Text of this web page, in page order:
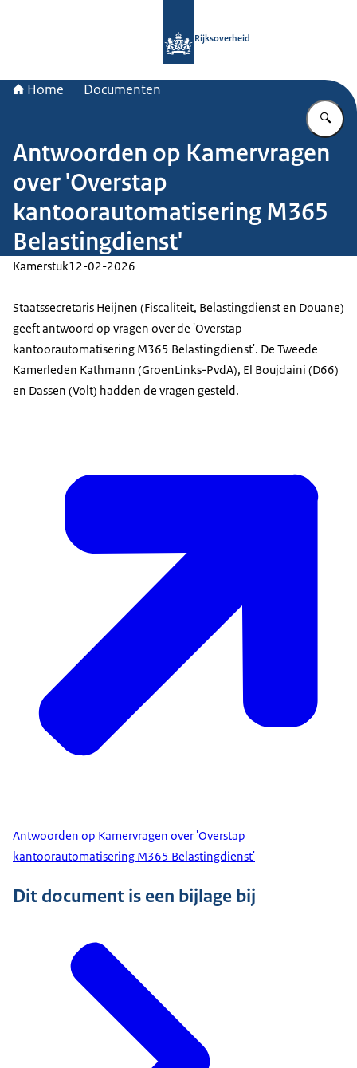
Rijksoverheid
Home Documenten
Antwoorden op Kamervragen
over 'Overstap
kantoorautomatisering M365
Belastingdienst'
Kamerstuk12-02-2026
Staatssecretaris Heijnen (Fiscaliteit, Belastingdienst en Douane)
geeft antwoord op vragen over de 'Overstap
kantoorautomatisering M365 Belastingdienst'. De Tweede
Kamerleden Kathmann (GroenLinks-PvdA), El Boujdaini (D66)
en Dassen (Volt) hadden de vragen gesteld.
Antwoorden op Kamervragen over 'Overstap
kantoorautomatisering M365 Belastingdienst'
Dit document is een bijlage bij